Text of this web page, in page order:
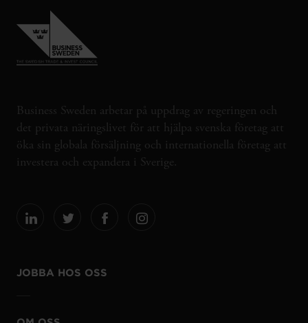
Business Sweden arbetar på uppdrag av regeringen och
det privata näringslivet för att hjälpa svenska företag att
öka sin globala försäljning och internationella företag att
investera och expandera i Sverige.
JOBBA HOS OSS